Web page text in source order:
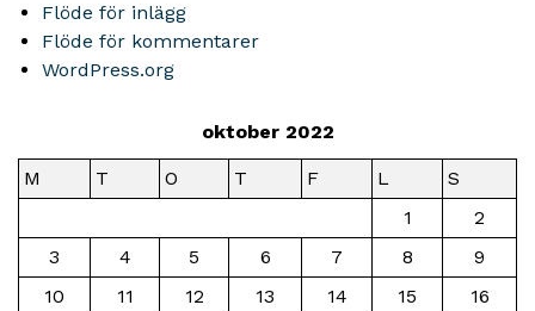
Flöde för inlägg
Flöde för kommentarer
WordPress.org
oktober 2022
M T O T F L
S
1
2
3
4 5 6 7 8
9
10
11 12 13 14 15
16